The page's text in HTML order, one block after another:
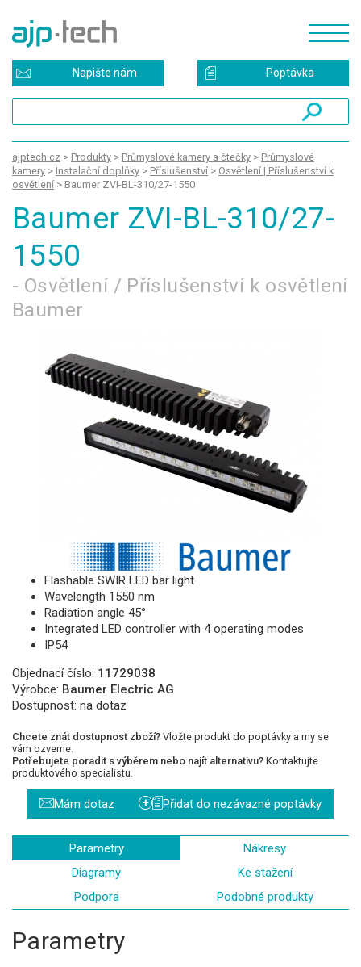
Poptávka
Napište nám
ajptech.cz > Produkty > Průmyslové kamery a čtečky > Průmyslové
kamery > Instalační doplňky > Příslušenství > Osvětlení | Příslušenství k
osvětlení > Baumer ZVI-BL-310/27-1550
Baumer ZVI-BL-310/27-
1550
- Osvětlení / Příslušenství k osvětlení
Baumer
Flashable SWIR LED bar light
Wavelength 1550 nm
Radiation angle 45°
Integrated LED controller with 4 operating modes
IP54
Objednací číslo: 11729038
Výrobce: Baumer Electric AG
Dostupnost: na dotaz
Chcete znát dostupnost zboží? Vložte produkt do poptávky a my se
vám ozveme.
Potřebujete poradit s výběrem nebo najít alternativu? Kontaktujte
produktového specialistu.
Mám dotaz + Přidat do nezávazné poptávky
Parametry
Nákresy
Diagramy
Ke stažení
Podpora
Podobné produkty
Parametry